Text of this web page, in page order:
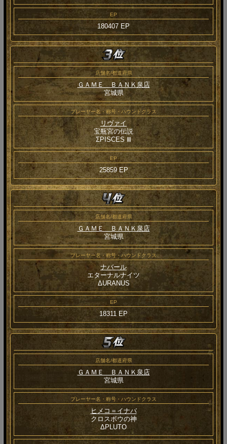
EP
180407 EP
店舗名/都道府県
ＧＡＭＥ ＢＡＮＫ泉店
宮城県
プレーヤー名・称号・ハウンドクラス
リヴァイ
宝瓶宮の伝説
ΣPISCES Ⅲ
EP
25859 EP
店舗名/都道府県
ＧＡＭＥ ＢＡＮＫ泉店
宮城県
プレーヤー名・称号・ハウンドクラス
ナバール
エターナルナイツ
ΔURANUS
EP
18311 EP
店舗名/都道府県
ＧＡＭＥ ＢＡＮＫ泉店
宮城県
プレーヤー名・称号・ハウンドクラス
ヒメコ＝イナバ
クロスボウの神
ΔPLUTO